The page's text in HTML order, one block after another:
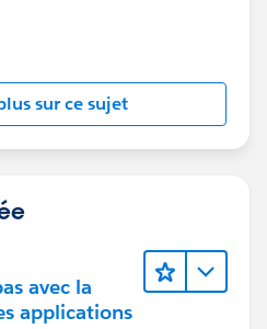
based on your
true
sur ce sujet
avec la
applications